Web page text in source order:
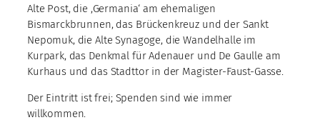
Alte Post, die ,Germania‘ am ehemaligen
Bismarckbrunnen, das Brückenkreuz und der Sankt
Nepomuk, die Alte Synagoge, die Wandelhalle im
Kurpark, das Denkmal für Adenauer und De Gaulle am
Kurhaus und das Stadttor in der Magister-Faust-Gasse.
Der Eintritt ist frei; Spenden sind wie immer
willkommen.